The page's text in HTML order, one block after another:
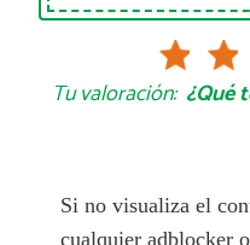
Tu valoración: ¿Qué
Si no visualiza el
cualquier adblocker